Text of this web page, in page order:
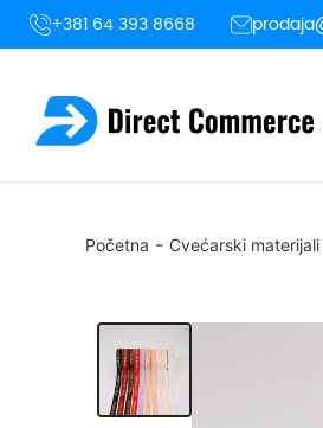
+381 64 393 8668
Početna - Cvećarski materijali